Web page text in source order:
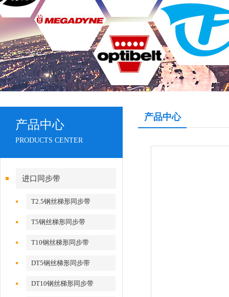
产品中心
PRODUCTS CENTER
进口同步带
T2.5钢丝梯形同步带
T5钢丝梯形同步带
T10钢丝梯形同步带
DT5钢丝梯形同步带
DT10钢丝梯形同步带
产品中心